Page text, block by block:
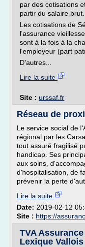
par des cotisations
partir du salaire brut.
Les cotisations de
l'assurance
sont à la fois à la
l'employeur (part
D'autres...
Lire la suite
Site : urssaf.fr
Réseau de
Le service social de
régional par les
tout assuré fragilisé
handicap. Ses
aux soins,
d'hospitalisation, de
prévenir la perte
Lire la suite
Date: 2019-02-12
Site : https://
TVA
Lexique Vallois